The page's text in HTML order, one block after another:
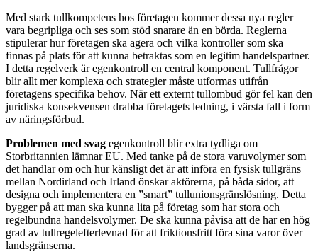
Med stark tullkompetens hos företagen kommer dessa nya regler
vara begripliga och ses som stöd snarare än en börda. Reglerna
stipulerar hur företagen ska agera och vilka kontroller som ska
finnas på plats för att kunna betraktas som en legitim handelspartner.
I detta regelverk är egenkontroll en central komponent. Tullfrågor
blir allt mer komplexa och strategier måste utformas utifrån
företagens specifika behov. När ett externt tullombud gör fel kan den
juridiska konsekvensen drabba företagets ledning, i värsta fall i form
av näringsförbud.
Problemen med svag egenkontroll blir extra tydliga om
Storbritannien lämnar EU. Med tanke på de stora varuvolymer som
det handlar om och hur känsligt det är att införa en fysisk tullgräns
mellan Nordirland och Irland önskar aktörerna, på båda sidor, att
designa och implementera en ”smart” tullunionsgränslösning. Detta
bygger på att man ska kunna lita på företag som har stora och
regelbundna handelsvolymer. De ska kunna påvisa att de har en hög
grad av tullregelefterlevnad för att friktionsfritt föra sina varor över
landsgränserna.